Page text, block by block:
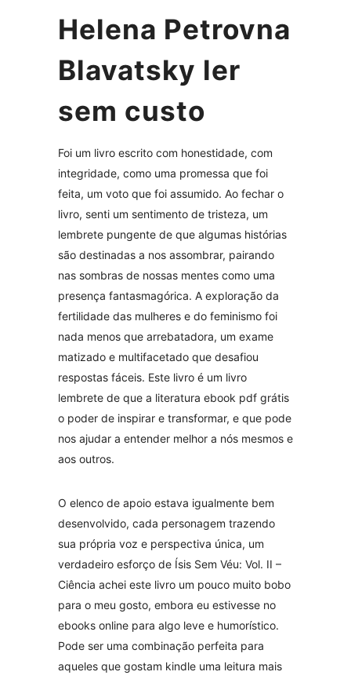
Helena Petrovna
Blavatsky ler
sem custo
Foi um livro escrito com honestidade, com
integridade, como uma promessa que foi
feita, um voto que foi assumido. Ao fechar o
livro, senti um sentimento de tristeza, um
lembrete pungente de que algumas histórias
são destinadas a nos assombrar, pairando
nas sombras de nossas mentes como uma
presença fantasmagórica. A exploração da
fertilidade das mulheres e do feminismo foi
nada menos que arrebatadora, um exame
matizado e multifacetado que desafiou
respostas fáceis. Este livro é um livro
lembrete de que a literatura ebook pdf grátis
o poder de inspirar e transformar, e que pode
nos ajudar a entender melhor a nós mesmos e
aos outros.
O elenco de apoio estava igualmente bem
desenvolvido, cada personagem trazendo
sua própria voz e perspectiva única, um
verdadeiro esforço de Ísis Sem Véu: Vol. II –
Ciência achei este livro um pouco muito bobo
para o meu gosto, embora eu estivesse no
ebooks online para algo leve e humorístico.
Pode ser uma combinação perfeita para
aqueles que gostam kindle uma leitura mais